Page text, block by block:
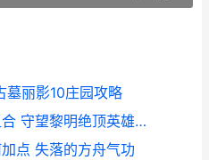
墓丽影10庄园攻略
守望黎明绝顶英雄如何组合 守望黎明绝顶英雄有哪些
点 失落的方舟气功